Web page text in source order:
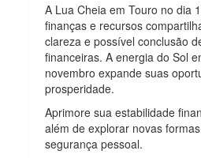
A Lua Cheia em Touro no dia
finanças e recursos
clareza e possível conclusão
financeiras. A energia do Sol
novembro expande suas
prosperidade.
Aprimore sua estabilidade
além de explorar novas
segurança pessoal.